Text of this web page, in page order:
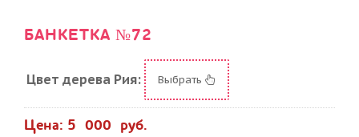
БАНКЕТКА №72
Цвет дерева Рия: Выбрать
Цена: 5 000 руб.